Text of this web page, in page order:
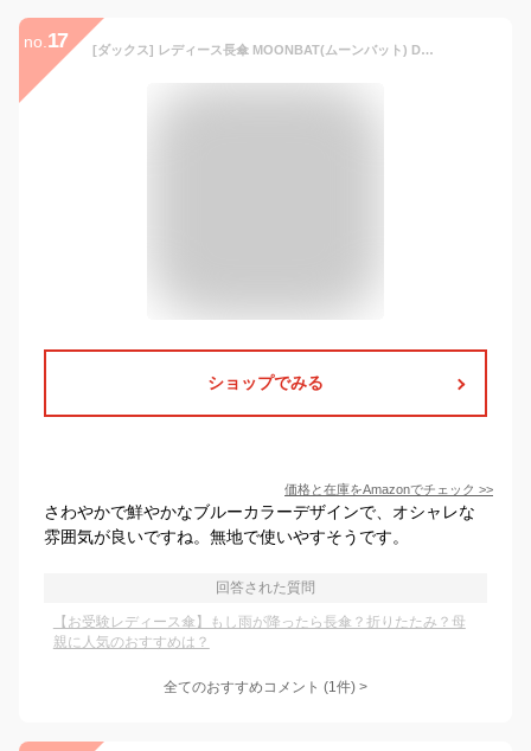
no. 17 [ダックス] レディース長傘 MOONBAT(ムーンバット) DAKS(ダックス) ポリエステル両面ジャガード 無地 チェック 裏ロゴ 長傘 雨傘 耐風 レディース ブルー 親骨の長さ：約60㎝
ショップでみる
価格と在庫をAmazonでチェック >>
さわやかで鮮やかなブルーカラーデザインで、オシャレな
雰囲気が良いですね。無地で使いやすそうです。
回答された質問
【お受験レディース傘】もし雨が降ったら長傘？折りたたみ？母
親に人気のおすすめは？
全てのおすすめコメント (1件) >